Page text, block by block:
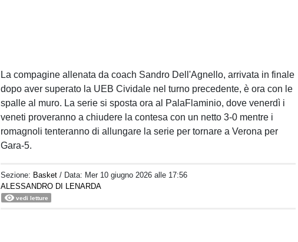
La compagine allenata da coach Sandro Dell'Agnello, arrivata in finale
dopo aver superato la UEB Cividale nel turno precedente, è ora con le
spalle al muro. La serie si sposta ora al PalaFlaminio, dove venerdì i
veneti proveranno a chiudere la contesa con un netto 3-0 mentre i
romagnoli tenteranno di allungare la serie per tornare a Verona per
Gara-5.
Sezione: Basket / Data: Mer 10 giugno 2026 alle 17:56
ALESSANDRO DI LENARDA
vedi letture